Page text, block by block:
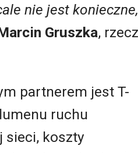
nie jest konieczne,
Gruszka,
partnerem jest T-
ruchu
sieci, koszty